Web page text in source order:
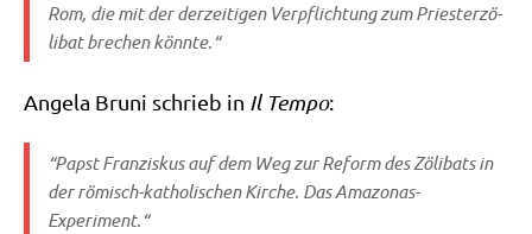
Rom, die mit der der­zei­ti­gen Ver­pflich­tung zum Prie­ster­zö­
li­bat bre­chen könnte.“
Ange­la Bruni schrieb in Il Tem­po:
“Papst Fran­zis­kus auf dem Weg zur Reform des Zöli­bats in
der römisch-katho­li­schen Kir­che. Das Amazonas-
Experiment.“